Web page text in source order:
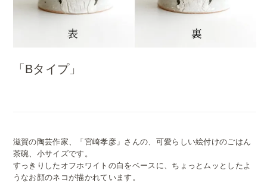
「Bタイプ」
滋賀の陶芸作家、「宮崎孝彦」さんの、可愛らしい絵付けのごはん
茶碗、小サイズです。
すっきりしたオフホワイトの白をベースに、ちょっとムッとしたよ
うなお顔のネコが描かれています。